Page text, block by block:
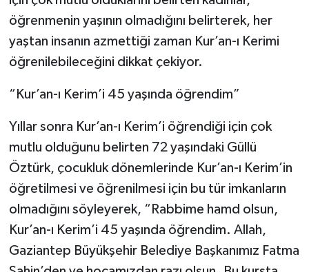
öğrenmenin yaşının olmadığını belirterek, her
yaştan insanın azmettiği zaman Kur’an-ı Kerimi
öğrenilebileceğini dikkat çekiyor.
“Kur’an-ı Kerim’i 45 yaşında öğrendim”
Yıllar sonra Kur’an-ı Kerim’i öğrendiği için çok
mutlu olduğunu belirten 72 yaşındaki Güllü
Öztürk, çocukluk dönemlerinde Kur’an-ı Kerim’in
öğretilmesi ve öğrenilmesi için bu tür imkanların
olmadığını söyleyerek, “Rabbime hamd olsun,
Kur’an-ı Kerim’i 45 yaşında öğrendim. Allah,
Gaziantep Büyükşehir Belediye Başkanımız Fatma